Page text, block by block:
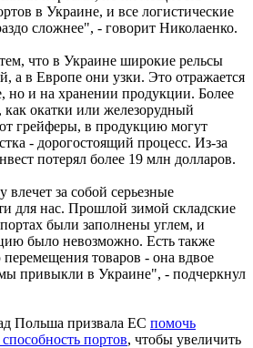
в Украине, и все логистические
сложнее", - говорит Николаенко.
что в Украине широкие рельсы
а в Европе они узки. Это отражается
но и на хранении продукции. Более
как окатки или железорудный
грейферы, в продукцию могут
- дорогостоящий процесс. Из-за
потерял более 19 млн долларов.
за собой серьезные
для нас. Прошлой зимой складские
были заполнены углем, и
было невозможно. Есть также
товаров - она вдвое
привыкли в Украине", - подчеркнул
Польша призвала ЕС помочь
портов, чтобы увеличить